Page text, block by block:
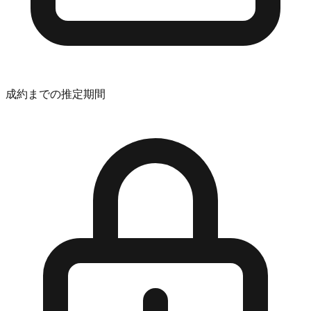
成約までの推定期間